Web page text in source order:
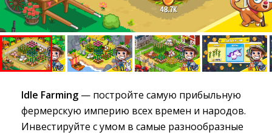
Idle Farming — постройте самую прибыльную
фермерскую империю всех времен и народов.
Инвестируйте с умом в самые разнообразные